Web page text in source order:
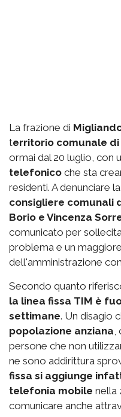
La frazione di
territorio comunale
ormai dal 20 luglio, con
telefonico che sta
residenti. A denunciare
consigliere comunali
Borio e Vincenza
comunicato per
problema e un
dell'amministrazione
Secondo quanto
la linea fissa TIM è
settimane. Un disagio
popolazione anziana,
persone che non
ne sono addirittura
fissa si aggiunge
telefonia mobile nella
comunicare anche